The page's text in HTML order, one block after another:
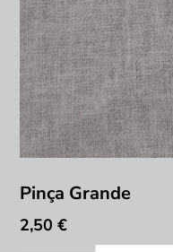
Pinça Grande
2,50€